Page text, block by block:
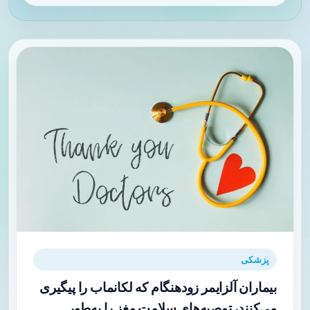
پزشکی
بیماران آلزایمر زودهنگام که لکانماب را پیگیری